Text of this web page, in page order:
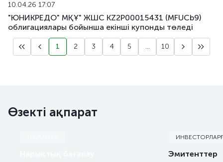
10.04.26 17:07
"ЮНИКРЕДО" МҚҰ" ЖШС KZ2P00015431 (MFUCb9)
облигациялары бойынша екiншi купонды төледі
1 2 3 4 5 ... 10
Өзекті ақпарат
Эмитенттер